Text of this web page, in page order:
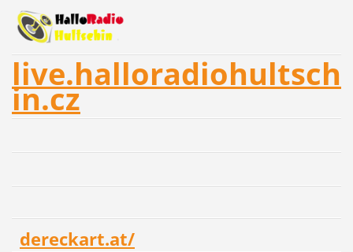
live.halloradiohultsch
in.cz
dereckart.at/